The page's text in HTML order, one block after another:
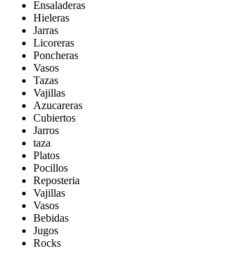
Ensaladeras
Hieleras
Jarras
Licoreras
Poncheras
Vasos
Tazas
Vajillas
Azucareras
Cubiertos
Jarros
taza
Platos
Pocillos
Reposteria
Vajillas
Vasos
Bebidas
Jugos
Rocks